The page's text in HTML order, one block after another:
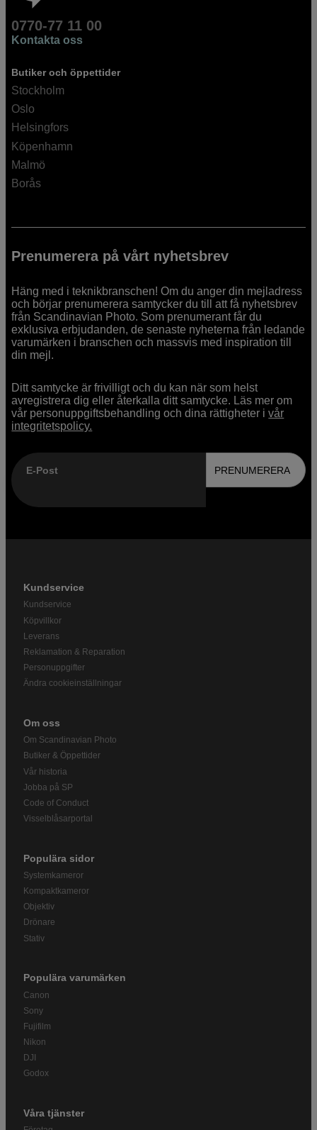
0770-77 11 00
Kontakta oss
Butiker och öppettider
Stockholm
Oslo
Helsingfors
Köpenhamn
Malmö
Borås
Prenumerera på vårt nyhetsbrev
Häng med i teknikbranschen! Om du anger din mejladress
och börjar prenumerera samtycker du till att få nyhetsbrev
från Scandinavian Photo. Som prenumerant får du
exklusiva erbjudanden, de senaste nyheterna från ledande
varumärken i branschen och massvis med inspiration till
din mejl.
Ditt samtycke är frivilligt och du kan när som helst
avregistrera dig eller återkalla ditt samtycke. Läs mer om
vår personuppgiftsbehandling och dina rättigheter ivår
integritetspolicy.
E-Post PRENUMERERA
Kundservice
Kundservice
Köpvillkor
Leverans
Reklamation & Reparation
Personuppgifter
Ändra cookieinställningar
Om oss
Om Scandinavian Photo
Butiker & Öppettider
Vår historia
Jobba på SP
Code of Conduct
Visselblåsarportal
Populära sidor
Systemkameror
Kompaktkameror
Objektiv
Drönare
Stativ
Populära varumärken
Canon
Sony
Fujifilm
Nikon
DJI
Godox
Våra tjänster